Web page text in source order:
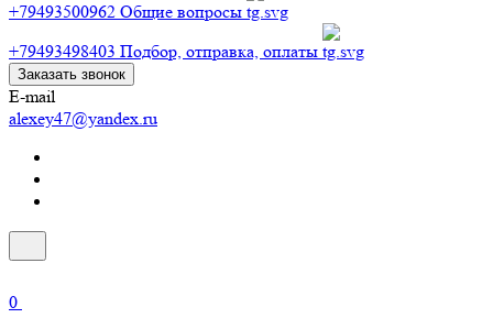
+79493500962 Общие вопросы
+79493498403 Подбор, отправка, оплаты
Заказать звонок
E-mail
alexey47@yandex.ru
0